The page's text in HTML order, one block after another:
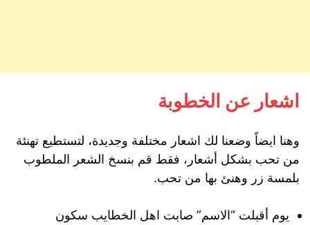
اشعار عن الخطوبة
وهنا ايضاً وضعنا لك اشعار مختلفة وجديدة، لتستطيع تهنئة
من تحب بشكل أشعار، فقط قم بنسخ الشعر الملطوب
بلمسة زر وهنئ بها من تحب.
يوم أقبلت “الاسم” صابت اهل الخطايب سكون